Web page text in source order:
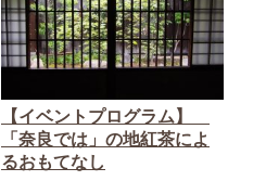
【イベントプログラム】
「奈良では」の地紅茶によ
るおもてなし